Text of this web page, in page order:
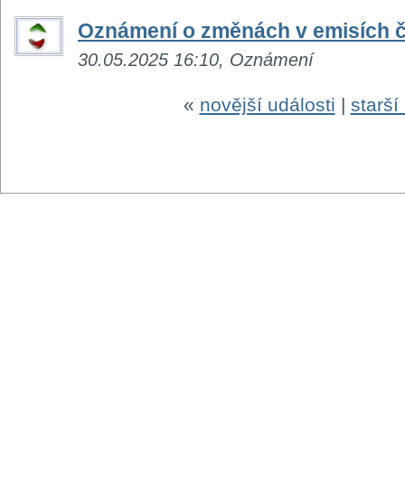
Oznámení o změnách v emisích
30.05.2025 16:10, Oznámení
« novější události | starší